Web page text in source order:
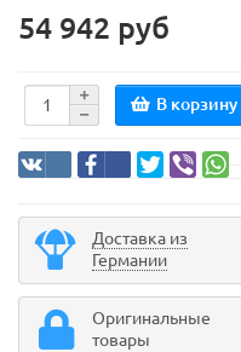
54 942 руб
В корзину
Доставка из
Германии
Оригинальные
товары